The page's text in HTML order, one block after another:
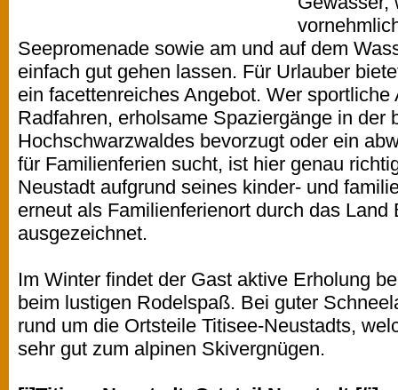
Seepromenade sowie am und auf dem
einfach gut gehen lassen. Für Urlauber
ein facettenreiches Angebot. Wer
Radfahren, erholsame Spaziergänge in der
Hochschwarzwaldes bevorzugt oder ein
für Familienferien sucht, ist hier genau
Neustadt aufgrund seines kinder- und
erneut als Familienferienort durch das Land
ausgezeichnet.
Im Winter findet der Gast aktive Erholung
beim lustigen Rodelspaß. Bei guter
rund um die Ortsteile Titisee-Neustadts,
sehr gut zum alpinen Skivergnügen.